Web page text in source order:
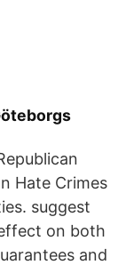
Hate Crimes
suggest
on both
and